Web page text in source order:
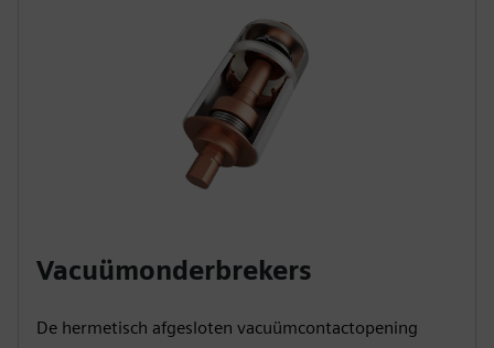
Vacuümonderbrekers
De hermetisch afgesloten vacuümcontactopening